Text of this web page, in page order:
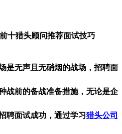
是无声且无硝烟的战场，招聘面
战前的备战准备措施，无论是企
聘面试成功，通过学习猎头公司